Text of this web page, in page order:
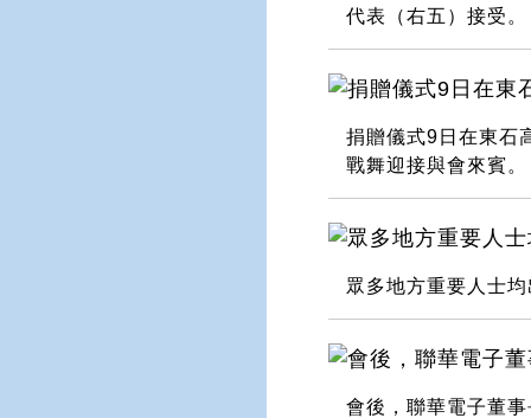
代表（右五）接受
捐贈儀式9日在東石
戰舞迎接與會來賓
眾多地方重要人士
會後，聯華電子董